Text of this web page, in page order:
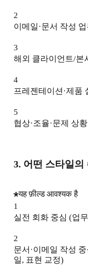
2
이메일·문서 작성 업
3
해외 클라이언트/본
4
프레젠테이션·제품
5
협상·조율·문제 상
3. 어떤 스타일의
यह फ़ील्ड आवश्यक है
1
실전 회화 중심 (업
2
문서·이메일 작성
일, 표현 교정)